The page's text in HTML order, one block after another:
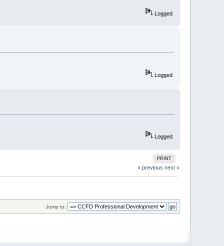
Logged
Logged
Logged
PRINT
« previous next »
Jump to: